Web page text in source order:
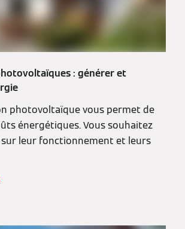
: générer et
photovoltaïque vous permet de
énergétiques. Vous souhaitez
sur leur fonctionnement et leurs